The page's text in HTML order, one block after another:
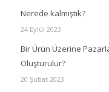
Nerede kalmıştık?
24 Eylül 2023
Bir Ürün Üzerine
Oluşturulur?
20 Şubat 2023